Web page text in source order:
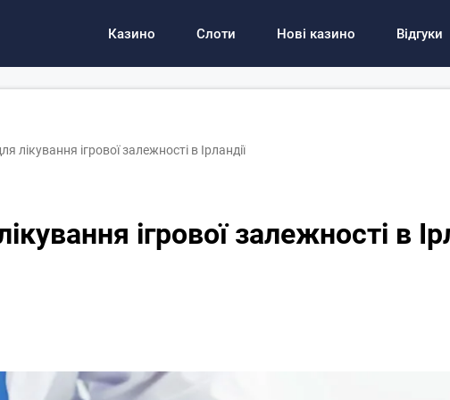
Казино Слоти Нові казино Відгуки
лікування ігрової залежності в Ірландії
ігрової залежності в